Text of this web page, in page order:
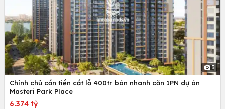
3
Chính chủ cần tiền cắt lỗ 400tr bán nhanh căn 1PN dự án
Masteri Park Place
6.374 tỷ